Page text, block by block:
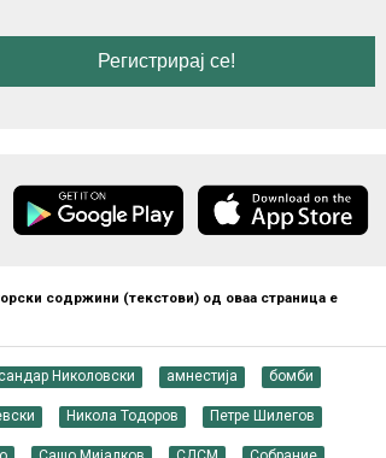
содржини (текстови) од оваа страница е
Николовски амнестија бомби
Никола Тодоров Петре Шилегов